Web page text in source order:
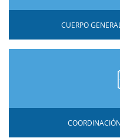
CUERPO